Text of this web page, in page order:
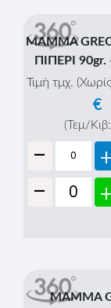
MAMMA
ΠΙΠΕΡΙ 90gr.
Τιμή τμχ.
€
(Τεμ/Κιβ:
-
-
MAMMA